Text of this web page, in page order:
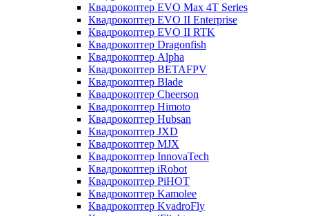
Квадрокоптер EVO Max 4T Series
Квадрокоптер EVO II Enterprise
Квадрокоптер EVO II RTK
Квадрокоптер Dragonfish
Квадрокоптер Alpha
Квадрокоптер BETAFPV
Квадрокоптер Blade
Квадрокоптер Cheerson
Квадрокоптер Himoto
Квадрокоптер Hubsan
Квадрокоптер JXD
Квадрокоптер MJX
Квадрокоптер InnovaTech
Квадрокоптер iRobot
Квадрокоптер PiHOT
Квадрокоптер Kamolee
Квадрокоптер KvadroFly